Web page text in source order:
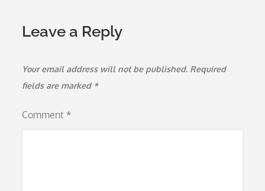
Leave a Reply
Your email address will not be published. Required
fields are marked *
Comment *